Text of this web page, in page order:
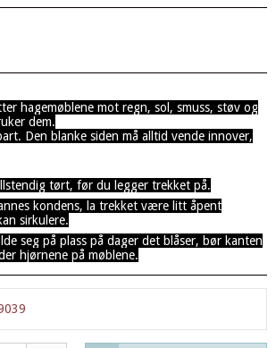
hagemøblene mot regn, sol, smuss, støv og
dem.
Den blanke siden må alltid vende innover,
tørt, før du legger trekket på.
kondens, la trekket være litt åpent
sirkulere.
seg på plass på dager det blåser, bør kanten
hjørnene på møblene.